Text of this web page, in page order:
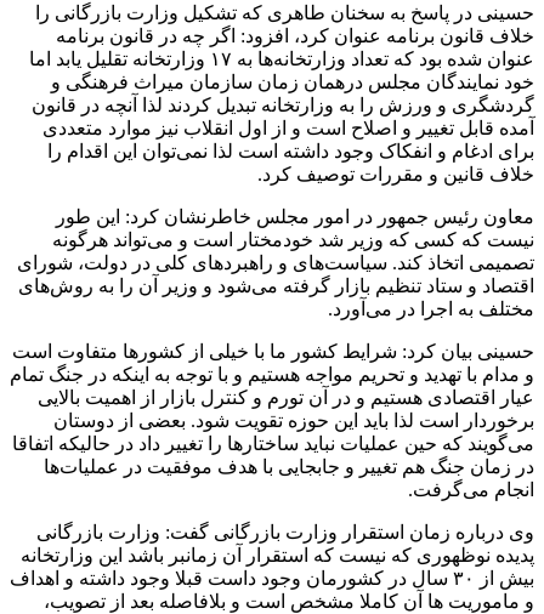
حسینی در پاسخ به سخنان طاهری که تشکیل وزارت بازرگانی را
خلاف قانون برنامه عنوان کرد، ‌افزود: اگر چه در قانون برنامه
عنوان شده بود که تعداد وزارتخانه‌ها به ۱۷ وزارتخانه تقلیل یابد اما
خود نمایندگان مجلس درهمان زمان سازمان میراث فرهنگی و
گردشگری و ورزش را به وزارتخانه تبدیل کردند لذا آنچه در قانون
آمده قابل تغییر و اصلاح است و از اول انقلاب نیز موارد متعددی
برای ادغام و انفکاک وجود داشته است لذا نمی‌توان این اقدام را
خلاف قانین و مقررات توصیف کرد.
معاون رئیس جمهور در امور مجلس خاطرنشان کرد: این طور
نیست که کسی که وزیر شد خودمختار است و می‌تواند هرگونه
تصمیمی اتخاذ کند. سیاست‌های و راهبردهای کلی در دولت، شورای
اقتصاد و ستاد تنظیم بازار گرفته می‌شود و وزیر آن را به روش‌های
مختلف به اجرا در می‌آورد.
حسینی بیان کرد: شرایط کشور ما با خیلی از کشورها متفاوت است
و مدام با تهدید و تحریم مواجه هستیم و با توجه به اینکه در جنگ تمام
عیار اقتصادی هستیم و در آن تورم و کنترل بازار از اهمیت بالایی
برخوردار است لذا باید این حوزه تقویت شود. بعضی از دوستان
می‌گویند که حین عملیات نباید ساختارها را تغییر داد در حالیکه اتفاقا
در زمان جنگ هم تغییر و جابجایی با هدف موفقیت در عملیات‌ها
انجام می‌گرفت.
وی درباره زمان استقرار وزارت بازرگانی گفت: وزارت بازرگانی
پدیده نوظهوری که نیست که استقرار آن زمانبر باشد این وزارتخانه
بیش از ۳۰ سال در کشورمان وجود داست قبلا وجود داشته و اهداف
و ماموریت ها آن کاملا مشخص است و بلافاصله بعد از تصویب،